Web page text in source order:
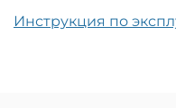
Инструкция по